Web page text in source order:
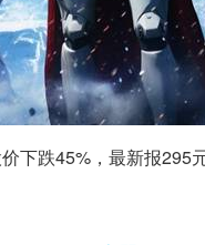
跌45%，最新报295